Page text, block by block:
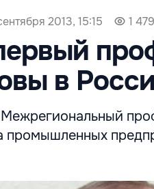
2013, 15:15 1 479
в
промышленных